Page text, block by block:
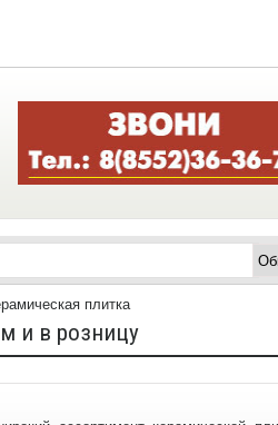
плитка
и в розницу